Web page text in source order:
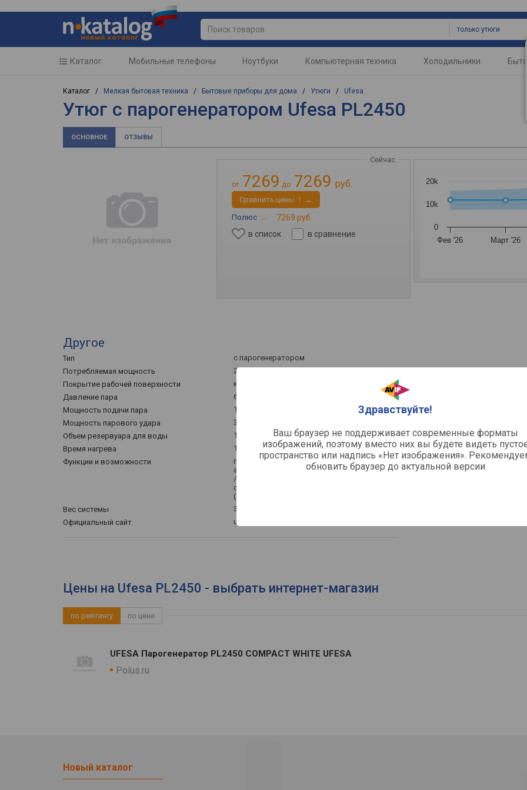
только утюги
Здравствуйте!
Ваш браузер не поддерживает современные форматы
изображений, поэтому вместо них вы будете видеть
пространство или надпись «Нет изображения».
обновить браузер до актуальной версии
Каталог Мобильные телефоны Ноутбуки Компьютерная техника Холодильники
Каталог / Мелкая бытовая техника / Бытовые приборы для дома / Утюги / Ufesa
Утюг с парогенератором Ufesa PL2450
ОСНОВНОЕ ОТЗЫВЫ
от 7269 до 7269 руб.
Сейчас
Cравнить цены 1
→
Полюс →
7269 руб.
в список
в сравнение
Фев '26 Март '26
0
10k
20k
Другое
Тип
с парогенератором
Потребляемая мощность
2400 Вт
Покрытие рабочей поверхности
керамическое
Давление пара
6 бар
Мощность подачи пара
120 г
Мощность парового удара
350 г
Объем резервуара для воды
1500 мл
Время нагрева
120 с
Функции и возможности
подача пара, вертикальное отпаривание,
авторегулировка температуры / CareTemp
/, автоматическое отключение, эко режим,
самоочистка от накипи, коллектор
(контейнер) сбора накипи
Вес системы
3.64 кг
Официальный сайт
ufesa.es
Цены на Ufesa PL2450 - выбрать интернет-магазин
по рейтингу по цене
UFESA Парогенератор PL2450 COMPACT WHITE UFESA
Polus.ru
Новый каталог